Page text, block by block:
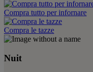
Compra tutto per infornare
Compra le tazze
Nuit